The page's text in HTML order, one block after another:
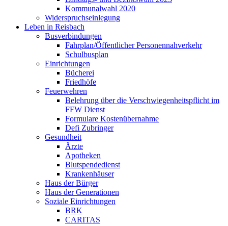
Kommunalwahl 2020
Widerspruchseinlegung
Leben in Reisbach
Busverbindungen
Fahrplan/Öffentlicher Personennahverkehr
Schulbusplan
Einrichtungen
Bücherei
Friedhöfe
Feuerwehren
Belehrung über die Verschwiegenheitspflicht im
FFW Dienst
Formulare Kostenübernahme
Defi Zubringer
Gesundheit
Ärzte
Apotheken
Blutspendedienst
Krankenhäuser
Haus der Bürger
Haus der Generationen
Soziale Einrichtungen
BRK
CARITAS